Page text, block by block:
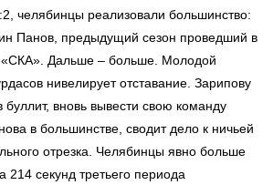
челябинцы реализовали большинство:
Панов, предыдущий сезон проведший в
«СКА». Дальше – больше. Молодой
нивелирует отставание. Зарипову
буллит, вновь вывести свою команду
в большинстве, сводит дело к ничьей
отрезка. Челябинцы явно больше
214 секунд третьего периода